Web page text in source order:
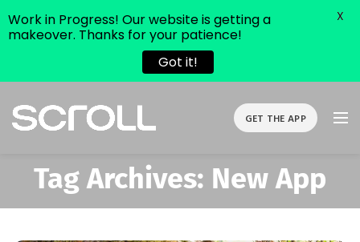
GET THE APP
Tag Archives: New App
Work in Progress! Our website is getting a
makeover. Thanks for your patience!
Got it!
X